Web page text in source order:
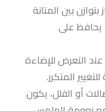
بين المتانة
يحافظ على
عند التعرض للإضاءة
المتكرر.
أو الفلل، يكون